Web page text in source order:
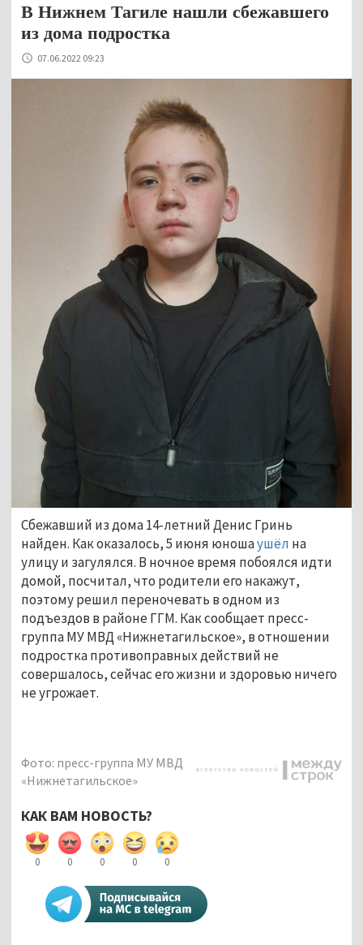
В Нижнем Тагиле нашли сбежавшего
из дома подростка
07.06.2022 09:23
Сбежавший из дома 14-летний Денис Гринь
найден. Как оказалось, 5 июня юношаушёл на
улицу и загулялся. В ночное время побоялся идти
домой, посчитал, что родители его накажут,
поэтому решил переночевать в одном из
подъездов в районе ГГМ. Как сообщает пресс-
группа МУ МВД «Нижнетагильское», в отношении
подростка противоправных действий не
совершалось, сейчас его жизни и здоровью ничего
не угрожает.
Фото: пресс-группа МУ МВД
«Нижнетагильское»
КАК ВАМ НОВОСТЬ?
0 0 0 0 0